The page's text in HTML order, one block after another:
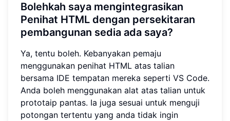
Bolehkah saya mengintegrasikan
Penihat HTML dengan persekitaran
pembangunan sedia ada saya?
Ya, tentu boleh. Kebanyakan pemaju
menggunakan penihat HTML atas talian
bersama IDE tempatan mereka seperti VS Code.
Anda boleh menggunakan alat atas talian untuk
prototaip pantas. Ia juga sesuai untuk menguji
potongan tertentu yang anda tidak ingin